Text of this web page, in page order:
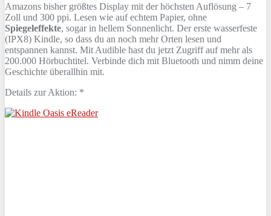
​Amazons bisher größtes Display mit der höchsten Auflösung – 7
Zoll und 300 ppi. Lesen wie auf echtem Papier, ohne
Spiegeleffekte, sogar in hellem Sonnenlicht. Der erste wasserfeste
(IPX8) Kindle, so dass du an noch mehr Orten lesen und
entspannen kannst. Mit Audible hast du jetzt Zugriff auf mehr als
200.000 Hörbuchtitel. Verbinde dich mit Bluetooth und nimm deine
Geschichte überallhin mit.
Details zur Aktion: *